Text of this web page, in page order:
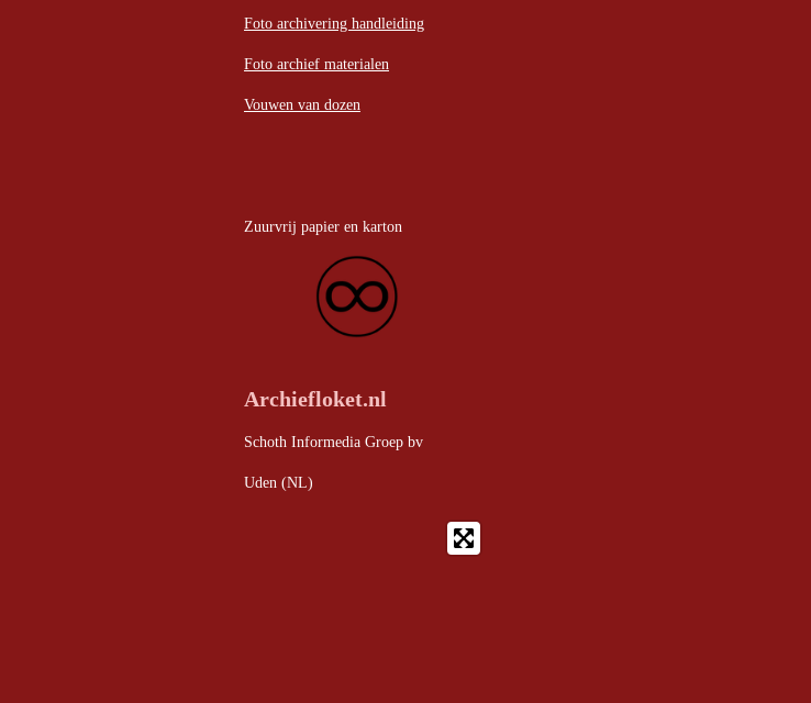
Foto archivering handleiding
Foto archief materialen
Vouwen van dozen
Zuurvrij papier en karton
Archiefloket.nl
Schoth Informedia Groep bv
Uden (NL)